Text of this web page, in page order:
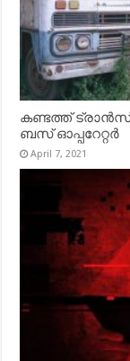
കണ്ടത്ത്
ബസ് ഓപ്പറേറ്റർ
April 7, 2021